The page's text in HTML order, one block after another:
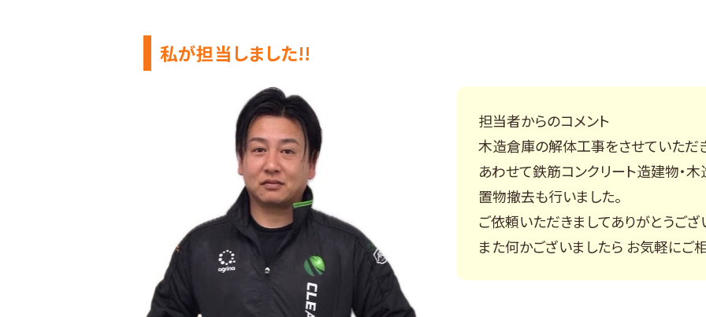
私が担当しました!!
担当者からのコメント
木造倉庫の解体工事をさせていただ
あわせて鉄筋コンクリート造建物・
置物撤去も行いました。
ご依頼いただきましてありがとうござ
また何かございましたら お気軽にご